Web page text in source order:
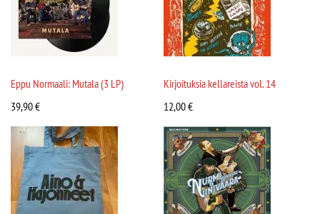
Eppu Normaali: Mutala (3 LP)
39,90€
Kirjoituksia kellareista vol. 14
12,00€